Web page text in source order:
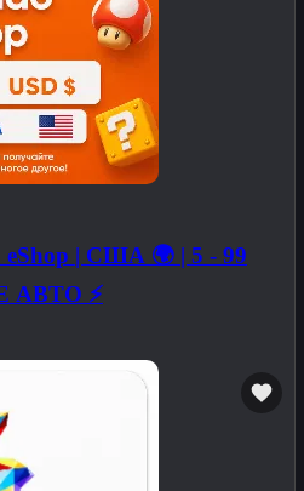
| США 🌍 | 5 - 99
АВТО ⚡